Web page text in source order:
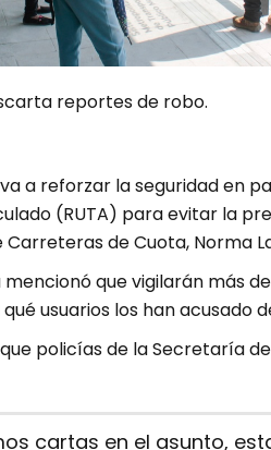
reportes de robo.
a reforzar la seguridad en
(RUTA) para evitar la
de Cuota, Norma
que vigilarán más
usuarios los han acusado
policías de la Secretaría de
cartas en el asunto,